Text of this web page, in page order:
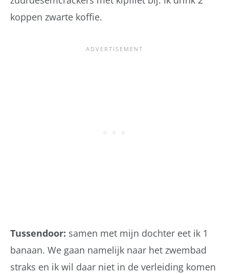
koppen zwarte koffie.
Tussendoor: samen met mijn dochter eet ik 1
banaan. We gaan namelijk naar het zwembad
straks en ik wil daar niet in de verleiding komen